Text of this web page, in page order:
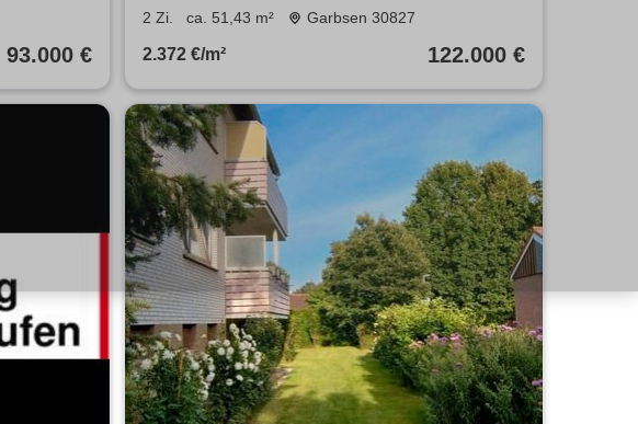
93.000 €
Garbsen Stelingen Provisionsfrei
2 Zi. ca. 51,43 m² Garbsen 30827
2.372 €/m² 122.000 €